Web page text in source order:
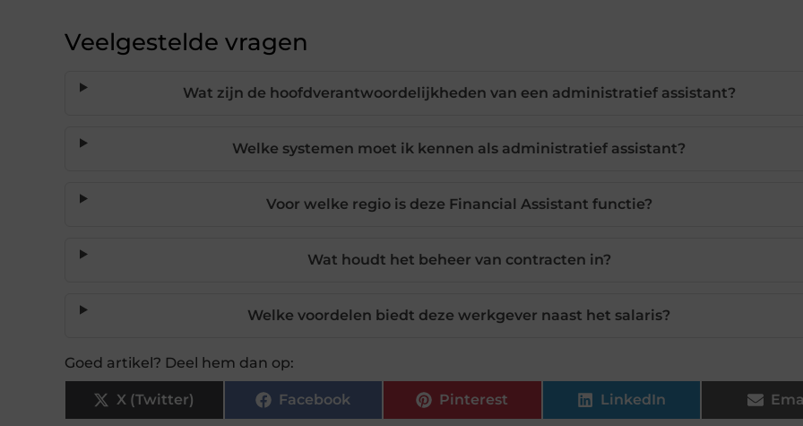
Veelgestelde vragen
Wat zijn de hoofdverantwoordelijkheden van een administratief assistant?
Welke systemen moet ik kennen als administratief assistant?
Voor welke regio is deze Financial Assistant functie?
Wat houdt het beheer van contracten in?
Welke voordelen biedt deze werkgever naast het salaris?
Goed artikel? Deel hem dan op:
X (Twitter) Facebook Pinterest LinkedIn